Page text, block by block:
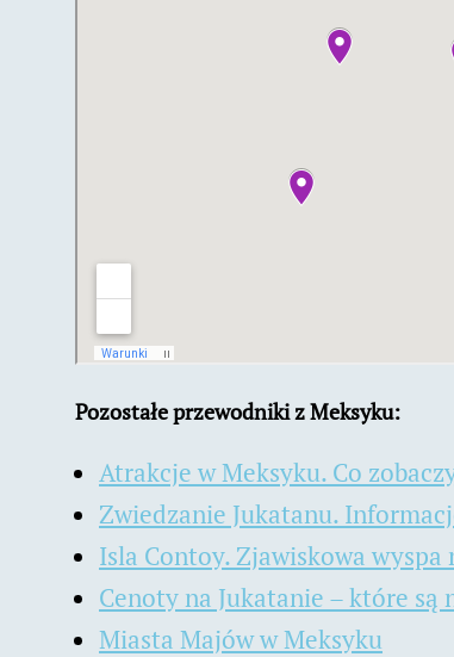
Pozostałe przewodniki z Meksyku:
Atrakcje w Meksyku. Co
Zwiedzanie Jukatanu.
Isla Contoy. Zjawiskowa wyspa
Cenoty na Jukatanie – które są
Miasta Majów w Meksyku